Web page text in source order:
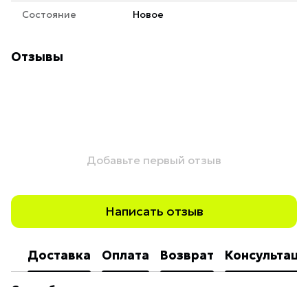
Состояние Новое
Отзывы
Добавьте первый отзыв
Написать отзыв
Доставка Оплата Возврат